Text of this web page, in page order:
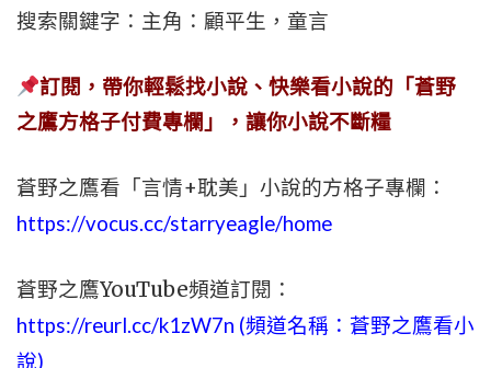
搜索關鍵字：主角：顧平生，童言
訂閱，帶你輕鬆找小說、快樂看小說的「蒼野
之鷹方格子付費專欄」，讓你小說不斷糧
蒼野之鷹看「言情+耽美」小說的方格子專欄：
https://vocus.cc/starryeagle/home
蒼野之鷹YouTube頻道訂閱：
https://reurl.cc/k1zW7n (頻道名稱：蒼野之鷹看小
說)